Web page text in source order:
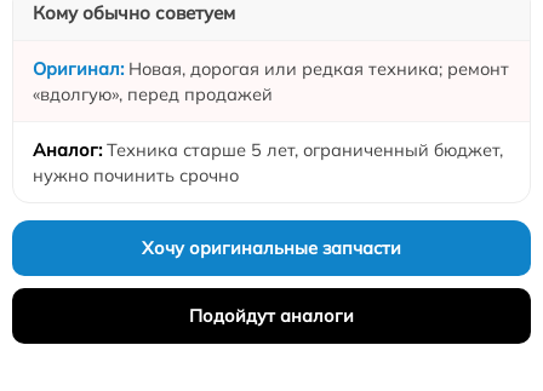
Кому обычно советуем
Новая, дорогая или редкая техника; ремонт
«вдолгую», перед продажей
Техника старше 5 лет, ограниченный бюджет,
нужно починить срочно
Хочу оригинальные запчасти
Подойдут аналоги